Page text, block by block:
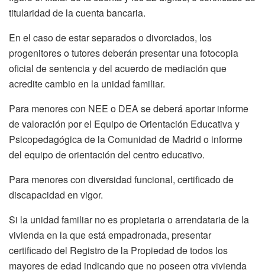
titularidad de la cuenta bancaria.
En el caso de estar separados o divorciados, los
progenitores o tutores deberán presentar una fotocopia
oficial de sentencia y del acuerdo de mediación que
acredite cambio en la unidad familiar.
Para menores con NEE o DEA se deberá aportar informe
de valoración por el Equipo de Orientación Educativa y
Psicopedagógica de la Comunidad de Madrid o informe
del equipo de orientación del centro educativo.
Para menores con diversidad funcional, certificado de
discapacidad en vigor.
Si la unidad familiar no es propietaria o arrendataria de la
vivienda en la que está empadronada, presentar
certificado del Registro de la Propiedad de todos los
mayores de edad indicando que no poseen otra vivienda